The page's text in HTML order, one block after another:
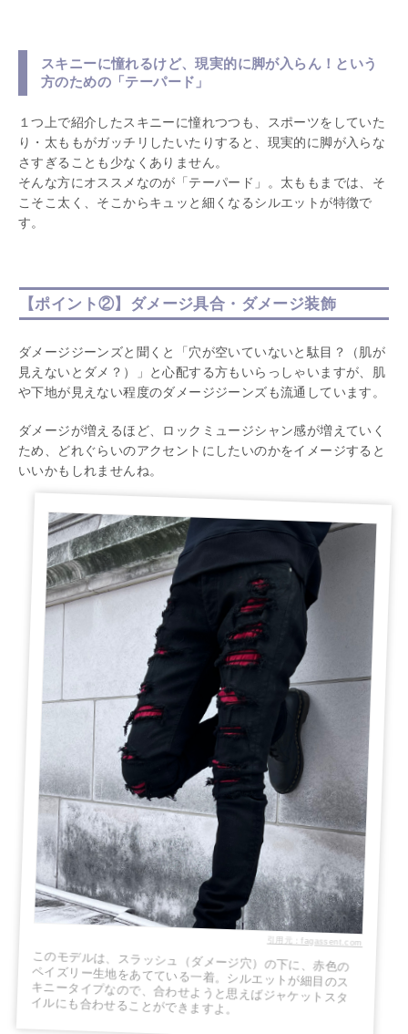
スキニーに憧れるけど、現実的に脚が入らん！という
方のための「テーパード」
１つ上で紹介したスキニーに憧れつつも、スポーツをしていた
り・太ももがガッチリしたいたりすると、現実的に脚が入らな
さすぎることも少なくありません。
そんな方にオススメなのが「テーパード」。太ももまでは、そ
こそこ太く、そこからキュッと細くなるシルエットが特徴で
す。
【ポイント②】ダメージ具合・ダメージ装飾
ダメージジーンズと聞くと「穴が空いていないと駄目？（肌が
見えないとダメ？）」と心配する方もいらっしゃいますが、肌
や下地が見えない程度のダメージジーンズも流通しています。
ダメージが増えるほど、ロックミュージシャン感が増えていく
ため、どれぐらいのアクセントにしたいのかをイメージすると
いいかもしれませんね。
引用元：fagassent.com
このモデルは、スラッシュ（ダメージ穴）の下に、赤色の
ペイズリー生地をあてている一着。シルエットが細目のス
キニータイプなので、合わせようと思えばジャケットスタ
イルにも合わせることができますよ。